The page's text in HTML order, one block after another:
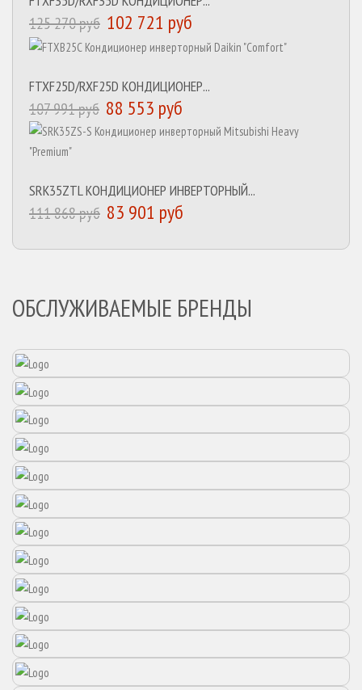
125 270 руб 102 721 руб
FTXF25D/RXF25D КОНДИЦИОНЕР...
107 991 руб 88 553 руб
SRK35ZTL КОНДИЦИОНЕР ИНВЕРТОРНЫЙ...
111 868 руб 83 901 руб
ОБСЛУЖИВАЕМЫЕ БРЕНДЫ